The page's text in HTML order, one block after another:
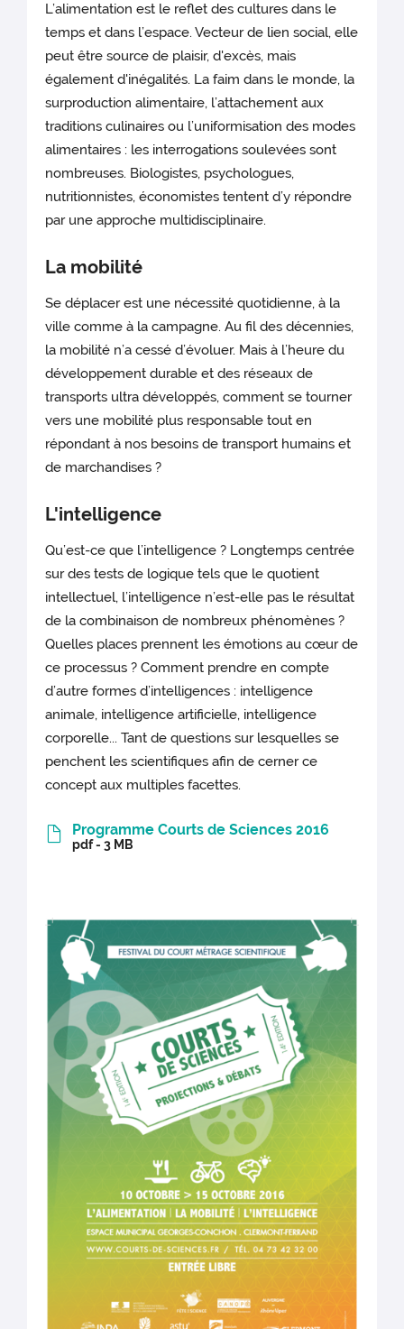
L’alimentation est le reflet des cultures dans le
temps et dans l’espace. Vecteur de lien social, elle
peut être source de plaisir, d'excès, mais
également d'inégalités. La faim dans le monde, la
surproduction alimentaire, l’attachement aux
traditions culinaires ou l’uniformisation des modes
alimentaires : les interrogations soulevées sont
nombreuses. Biologistes, psychologues,
nutritionnistes, économistes tentent d’y répondre
par une approche multidisciplinaire.
La mobilité
Se déplacer est une nécessité quotidienne, à la
ville comme à la campagne. Au fil des décennies,
la mobilité n’a cessé d’évoluer. Mais à l’heure du
développement durable et des réseaux de
transports ultra développés, comment se tourner
vers une mobilité plus responsable tout en
répondant à nos besoins de transport humains et
de marchandises ?
L'intelligence
Qu’est-ce que l’intelligence ? Longtemps centrée
sur des tests de logique tels que le quotient
intellectuel, l’intelligence n’est-elle pas le résultat
de la combinaison de nombreux phénomènes ?
Quelles places prennent les émotions au cœur de
ce processus ? Comment prendre en compte
d’autre formes d’intelligences : intelligence
animale, intelligence artificielle, intelligence
corporelle... Tant de questions sur lesquelles se
penchent les scientifiques afin de cerner ce
concept aux multiples facettes.
Programme Courts de Sciences 2016
pdf - 3 MB